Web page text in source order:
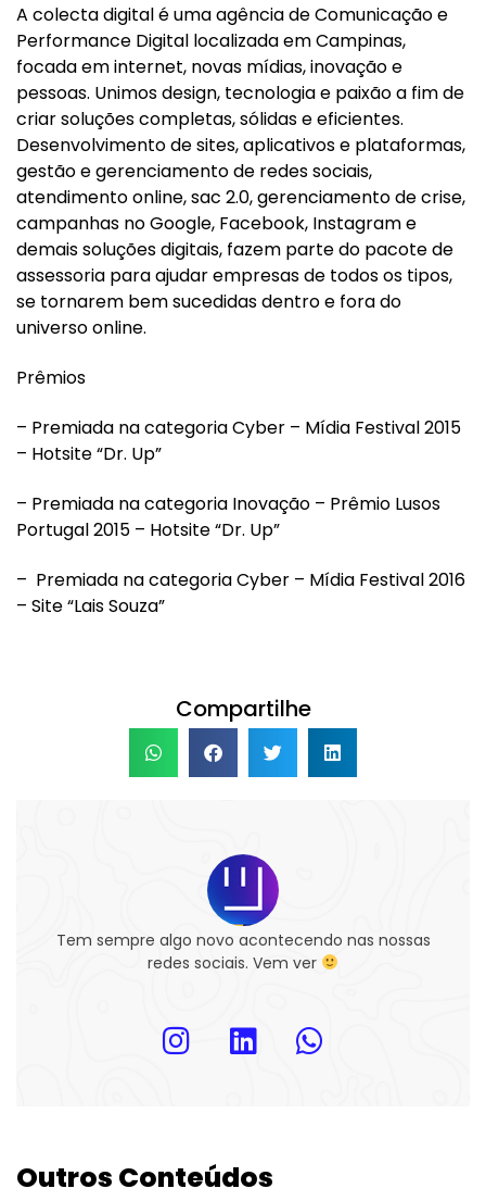
A colecta digital é uma agência de Comunicação e
Performance Digital localizada em Campinas,
focada em internet, novas mídias, inovação e
pessoas. Unimos design, tecnologia e paixão a fim de
criar soluções completas, sólidas e eficientes.
Desenvolvimento de sites, aplicativos e plataformas,
gestão e gerenciamento de redes sociais,
atendimento online, sac 2.0, gerenciamento de crise,
campanhas no Google, Facebook, Instagram e
demais soluções digitais, fazem parte do pacote de
assessoria para ajudar empresas de todos os tipos,
se tornarem bem sucedidas dentro e fora do
universo online.
Prêmios
– Premiada na categoria Cyber – Mídia Festival 2015
– Hotsite “Dr. Up”
– Premiada na categoria Inovação – Prêmio Lusos
Portugal 2015 – Hotsite “Dr. Up”
– Premiada na categoria Cyber – Mídia Festival 2016
– Site “Lais Souza”
Compartilhe
Tem sempre algo novo acontecendo nas nossas
redes sociais. Vem ver
Outros Conteúdos